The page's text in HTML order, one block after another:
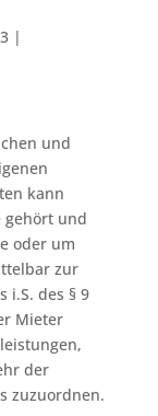
|
und
kann
gehört und
oder um
zur
i.S. des § 9
Mieter
der
zuzuordnen.